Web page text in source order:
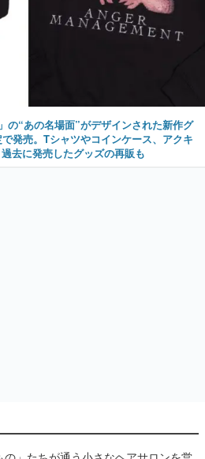
の“あの名場面”がデザインされた新作グ
発売。Tシャツやコインケース、アクキ
去に発売したグッズの再販も